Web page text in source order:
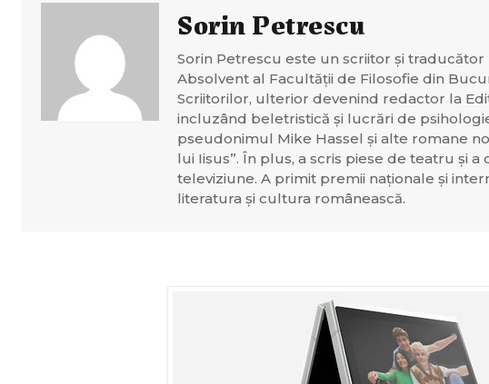
Sorin Petrescu
Sorin Petrescu este un scriitor și
Absolvent al Facultății de Filosofie din
Scriitorilor, ulterior devenind redactor la
incluzând beletristică și lucrări de
pseudonimul Mike Hassel și alte romane
lui Iisus”. În plus, a scris piese de teatru și
televiziune. A primit premii naționale și
literatura și cultura românească.